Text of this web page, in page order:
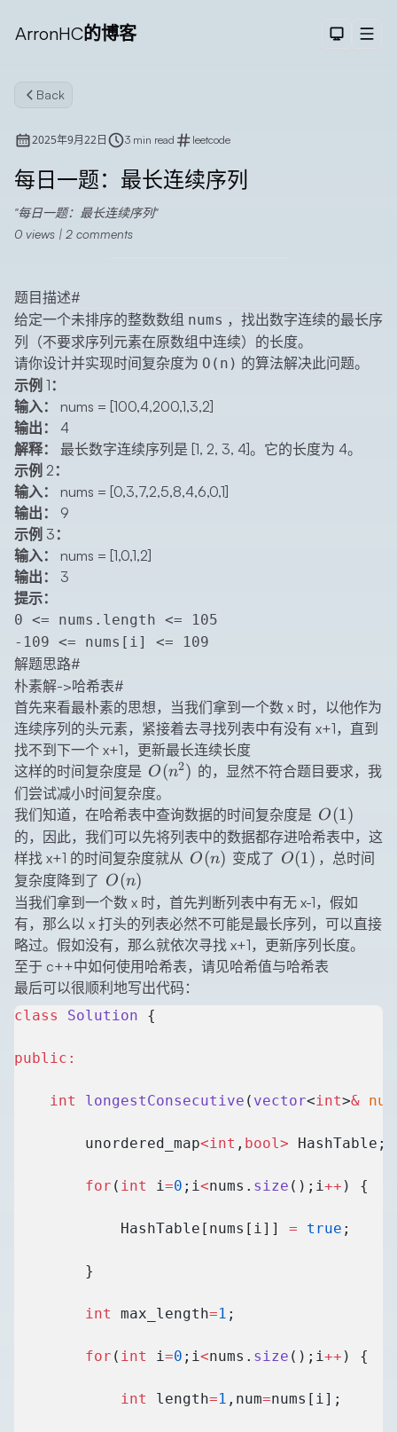
ArronHC的博客 Dark
Back
2025年9月22日 3 min read leetcode
每日一题：最长连续序列
每日一题：最长连续序列
0 views | 2 comments
题目描述#
给定一个未排序的整数数组 nums ，找出数字连续的最长序
列（不要求序列元素在原数组中连续）的长度。
请你设计并实现时间复杂度为 O(n) 的算法解决此问题。
示例 1：
输入：
nums = [100,4,200,1,3,2]
输出：
4
解释：
最长数字连续序列是 [1, 2, 3, 4]。它的长度为 4。
示例 2：
输入：
nums = [0,3,7,2,5,8,4,6,0,1]
输出：
9
示例 3：
输入：
nums = [1,0,1,2]
输出：
3
提示：
0 <= nums.length <= 105
-109 <= nums[i] <= 109
解题思路#
朴素解->哈希表#
首先来看最朴素的思想，当我们拿到一个数 x 时，以他作为
连续序列的头元素，紧接着去寻找列表中有没有 x+1，直到
找不到下一个 x+1，更新最长连续长度
这样的时间复杂度是 O(n^2)
O(n2) 的，显然不符合题目要求，我
们尝试减小时间复杂度。
我们知道，在哈希表中查询数据的时间复杂度是 O(1)
O(1)
的，因此，我们可以先将列表中的数据都存进哈希表中，这
样找 x+1 的时间复杂度就从 O(n)
O(n) 变成了 O(1)
O(1) ，总时间
复杂度降到了 O(n)
O(n)
当我们拿到一个数 x 时，首先判断列表中有无 x-1，假如
有，那么以 x 打头的列表必然不可能是最长序列，可以直接
略过。假如没有，那么就依次寻找 x+1，更新序列长度。
至于 c++中如何使用哈希表，请见哈希值与哈希表
最后可以很顺利地写出代码：
class Solution {
public:
int longestConsecutive ( vector<int>&
unordered_map<int , bool> HashTable;
for ( int i=0 ;i<nums. size ();i++ ) {
HashTable[nums[i]] = true ;
}
int max_length=1 ;
for ( int i=0 ;i<nums. size ();i++ ) {
int length=1 ,num=nums[i];